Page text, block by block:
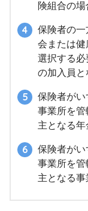
険組合の場
保険者の
会または
選択する
の加入員と
保険者が
事業所を
主となる年
保険者が
事業所を
主となる事